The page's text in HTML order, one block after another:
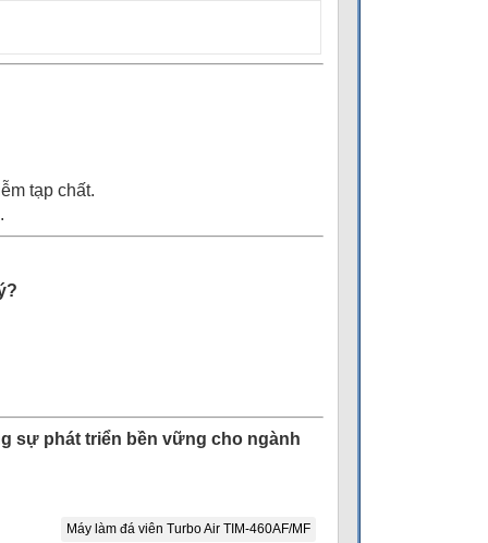
tạp chất.
sự phát triển bền vững cho ngành
Máy làm đá viên Turbo Air TIM-460AF/MF